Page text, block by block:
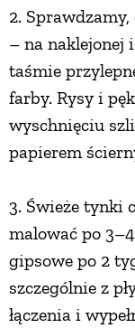
2.
– na naklejonej
taśmie
farby. Rysy i
wyschnięciu
papierem
3. Świeże tynki
malować po
gipsowe po 2
szczególnie z
łączenia i